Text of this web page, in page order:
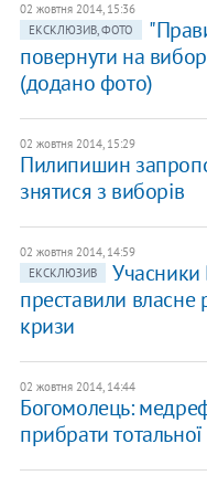
02 жовтня 2014, 15:36
ЕКСКЛЮЗИВ, ФОТО
повернути на
(додано фото)
02 жовтня 2014, 15:29
Пилипишин
знятися з виборів
02 жовтня 2014, 14:59
ЕКСКЛЮЗИВ
Учасники
преставили власне
кризи
02 жовтня 2014, 14:44
Богомолець:
прибрати тотальної